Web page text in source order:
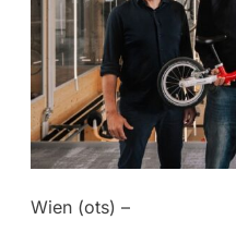
Wien (ots) –